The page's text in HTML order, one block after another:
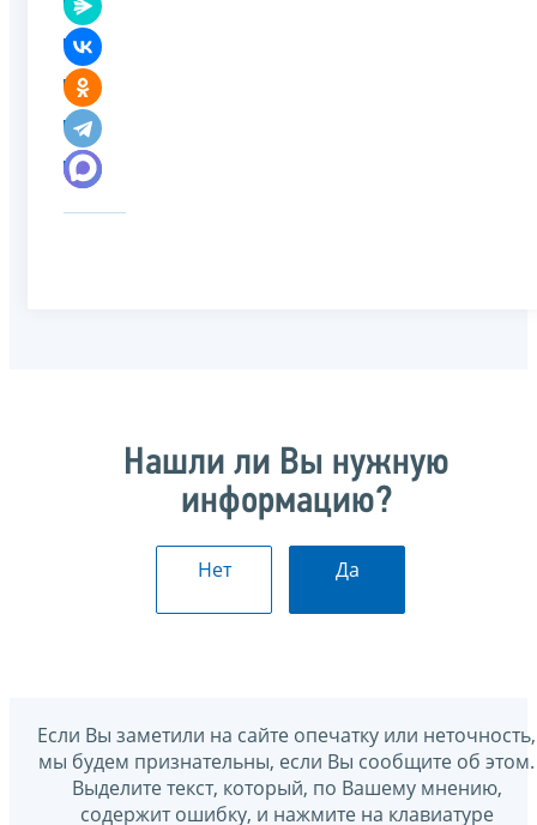
Нашли ли Вы нужную
информацию?
Нет Да
Если Вы заметили на сайте опечатку или неточность,
мы будем признательны, если Вы сообщите об этом.
Выделите текст, который, по Вашему мнению,
содержит ошибку, и нажмите на клавиатуре